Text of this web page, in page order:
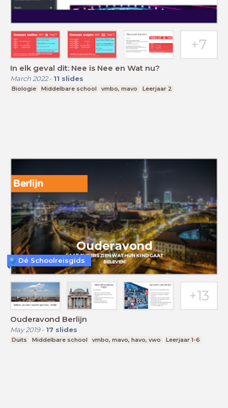
In elk geval dit: Nee is Nee en Wat nu?
March 2022- 11 slides
Biologie Middelbare school vmbo, mavo Leerjaar 2
Ouderavond Berlijn
May 2019- 17 slides
Duits Middelbare school vmbo, mavo, havo, vwo Leerjaar 1-6
Dé Schoolreisgids